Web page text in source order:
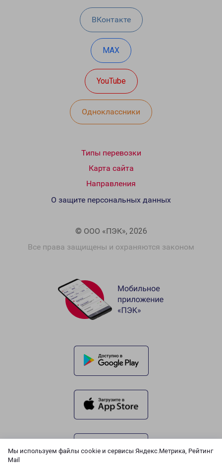
Мы используем файлы cookie и сервисы Яндекс.Метрика, Рейтинг
Mail
ВКонтакте
MAX
YouTube
Одноклассники
Типы перевозки
Карта сайта
Направления
© ООО «ПЭК», 2026
Все права защищены и охраняются законом
О защите персональных данных